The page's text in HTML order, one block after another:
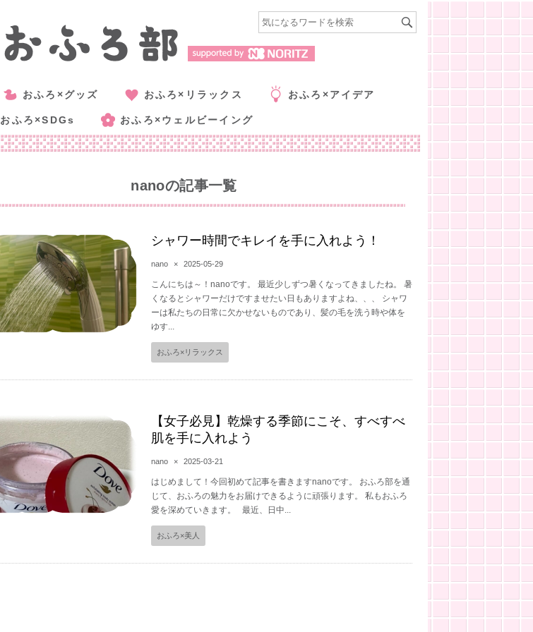
おふろ×グッズ おふろ×リラックス おふろ×アイデア
おふろ×SDGs おふろ×ウェルビーイング
nanoの記事一覧
シャワー時間でキレイを手に入れよう！
nano × 2025-05-29
こんにちは～！nanoです。 最近少しずつ暑くなってきましたね。 暑
くなるとシャワーだけですませたい日もありますよね、、、 シャワ
ーは私たちの日常に欠かせないものであり、髪の毛を洗う時や体を
ゆす...
おふろ×リラックス
【女子必見】乾燥する季節にこそ、すべすべ
肌を手に入れよう
nano × 2025-03-21
はじめまして！今回初めて記事を書きますnanoです。 おふろ部を通
じて、おふろの魅力をお届けできるように頑張ります。 私もおふろ
愛を深めていきます。 最近、日中...
おふろ×美人